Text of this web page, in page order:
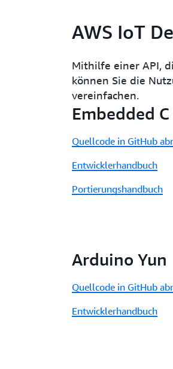
AWS IoT
Mithilfe einer API,
können Sie die
vereinfachen.
Embedded C
Quellcode in GitHub
Entwicklerhandbuch
Portierungshandbuch
Arduino Yun
Quellcode in GitHub
Entwicklerhandbuch